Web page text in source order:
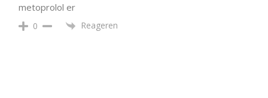
metoprolol er
0 Reageren